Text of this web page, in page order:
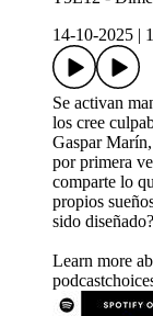
14-10-2025
Se activan
los cree
Gaspar
por primera
comparte lo
propios
sido diseñado?
Learn more